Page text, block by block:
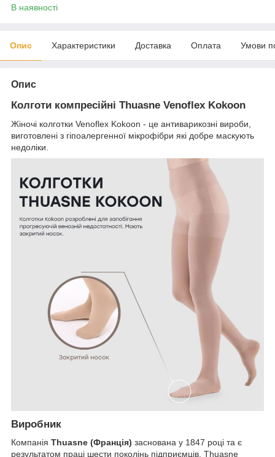
В наявності
Опис Характеристики Доставка Оплата Умови
Опис
Колготи компресійні Thuasne Venoflex Kokoon
Жіночі колготки Venoflex Kokoon - це антиварикозні вироби,
виготовлені з гіпоалергенної мікрофібри які добре маскують
недоліки.
Виробник
Компанія Thuasne (Франція) заснована у 1847 році та є
результатом праці шести поколінь підприємців. Thuasne